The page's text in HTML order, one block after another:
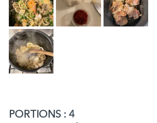
PORTIONS : 4